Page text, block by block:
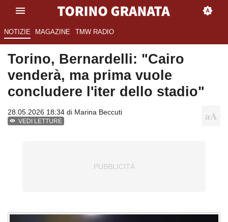
NOTIZIE MAGAZINE TMW RADIO
Torino, Bernardelli: "Cairo
venderà, ma prima vuole
concludere l'iter dello stadio"
28.05.2026 18:34 di Marina Beccuti
VEDI LETTURE